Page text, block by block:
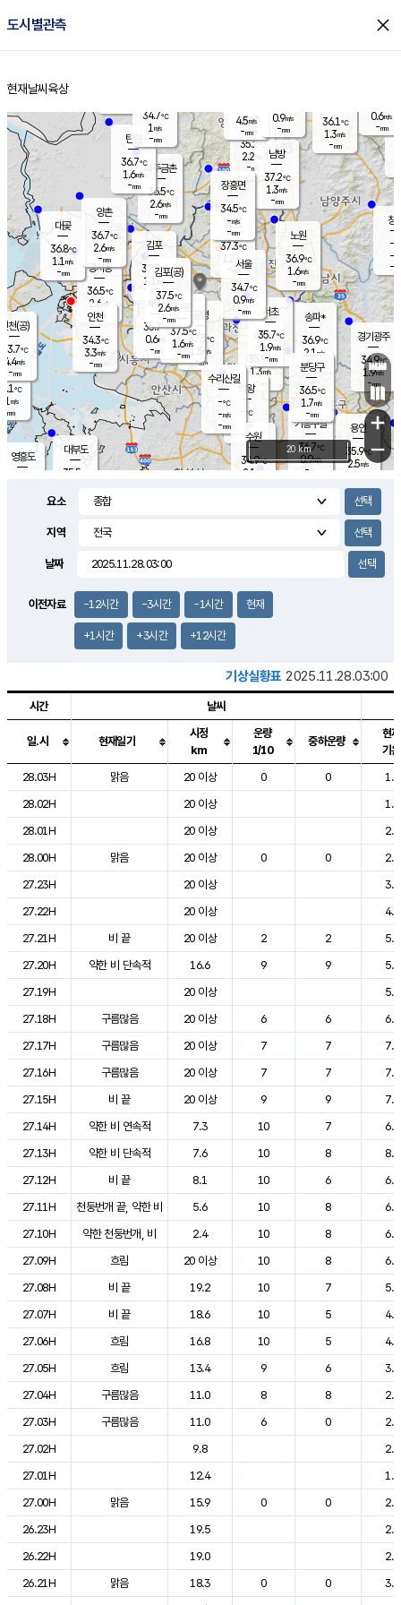
도시별관측 close
홈
현재날씨 육상
의도
℃
m/s
mm
영흥도
양주
35.2℃
2.2
-mm
과천
35.9℃
1.3m/s
- mm
용인
35.9℃
2.5m/s
경기광주
34.9℃
1.9m/s
-mm
1.7m/s
대부도
35.5
경서동
36.5℃
2.6 m/s
-mm
파주금촌
36.5℃
2.6m/s
-mm
36.1℃
1.3m/s
-mm
대곶
36.8℃
1.1 m/s
-mm
창
-
-m/
-
탄현
36.7℃
1.6m/s
-mm
0.6m/s
-mm
의왕
- ℃
m/s
mm
김포
37.7℃
1.1 m/s
mm
광명
37.5 ℃
1.5 m/s
-mm
부천
35.7℃
0.6m/s
-mm
양촌
36.7℃
2.6m/s
-mm
구로
37.5℃
1.6m/s
-mm
은평
37.3℃
1.2 m/s
- mm
노원
36.9℃
1.6m/s
-mm
송파*
36.9℃
2.1 m/s
-mm
서초
35.7℃
1.9m/s
-mm
남방
37.2℃
1.3m/s
-mm
기흥구갈
36.7℃
0.9m/s
-
수리산길
-℃
-m/s
-mm
분당구
36.5℃
1.7m/s
-mm
장흥면
34.5℃
-m/s
-mm
4.5m/s
-mm
인천(공)
33.7℃
4.4m/s
-mm
김포(공)
37.5℃
2.6m/s
-mm
수원
34.9℃
2.1 m/s
인천
34.3℃
3.3m/s
-mm
서울
34.7℃
0.9m/s
-mm
34.7℃
1 m/s
-mm
0.9m/s
-mm
+
−
20 km
요소
지역
날짜
이전자료 -12시간 -3시간 -1시간 현재
+1시간 +3시간 +12시간
기상실황표 2025.11.28.03:00
도시별 기상실황표로 지점, 날씨, 기온, 강수, 바람, 기압등을 안내한 표입
시간 날씨
일.시 현재일기
시정
km
운량
1/10
중하운량
현재
기온
28.03H
맑음 20 이상 0 0
1.0
28.02H
20 이상
1.8
28.01H
20 이상
2.1
28.00H
맑음 20 이상 0 0
2.7
27.23H
20 이상
3.2
27.22H
20 이상
4.1
27.21H
비 끝 20 이상 2 2
5.4
27.20H
약한 비 단속적 16.6 9 9
5.5
27.19H
20 이상
5.7
27.18H
구름많음 20 이상 6 6
6.6
27.17H
구름많음 20 이상 7 7
7.6
27.16H
구름많음 20 이상 7 7
7.5
27.15H
비 끝 20 이상 9 9
7.1
27.14H
약한 비 연속적 7.3 10 7
6.8
27.13H
약한 비 단속적 7.6 10 8
8.2
27.12H
비 끝 8.1 10 6
6.9
27.11H
천둥번개 끝, 약한 비 5.6 10 8
6.1
27.10H
약한 천둥번개, 비 2.4 10 8
6.0
27.09H
흐림 20 이상 10 8
6.2
27.08H
비 끝 19.2 10 7
5.4
27.07H
비 끝 18.6 10 5
4.9
27.06H
흐림 16.8 10 5
4.5
27.05H
흐림 13.4 9 6
3.6
27.04H
구름많음 11.0 8 8
2.9
27.03H
구름많음 11.0 6 0
2.4
27.02H
9.8
2.0
27.01H
12.4
1.7
27.00H
맑음 15.9 0 0
2.0
26.23H
19.5
2.3
26.22H
19.0
2.8
26.21H
맑음 18.3 0 0
3.6